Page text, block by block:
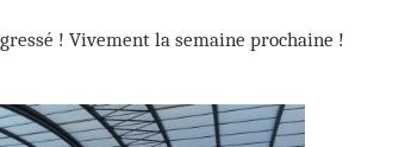
! Vivement la semaine prochaine !